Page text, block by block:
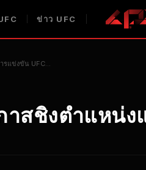
ข่าว UFC
รแข่งขัน UFC…
สชิงตำแหน่ง